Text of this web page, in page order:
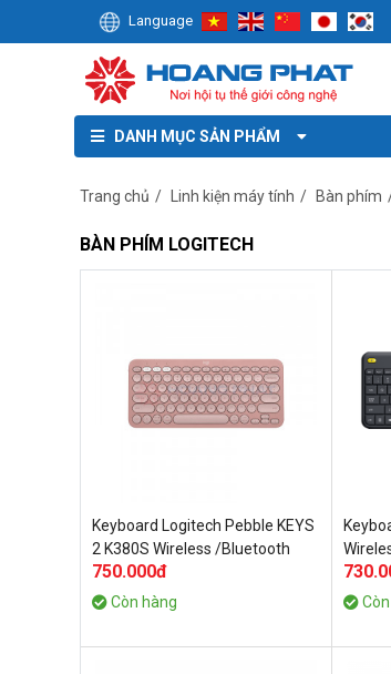
Language
DANH MỤC SẢN PHẨM
Trang chủ / Linh kiện máy tính / Bàn phím
BÀN PHÍM LOGITECH
Keyboard Logitech Pebble KEYS
2 K380S Wireless /Bluetooth
(nàu hồng 920-011755)
750.000đ
Còn hàng